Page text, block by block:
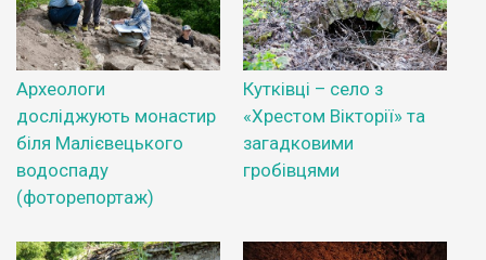
Археологи
досліджують монастир
біля Малієвецького
водоспаду
(фоторепортаж)
Кутківці – село з
«Хрестом Вікторії» та
загадковими
гробівцями